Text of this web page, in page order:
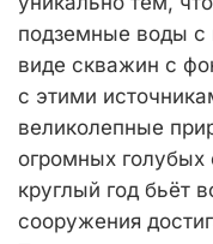
подземные воды с
виде скважин с
с этими
великолепные
огромных голубых
круглый год бьёт
сооружения